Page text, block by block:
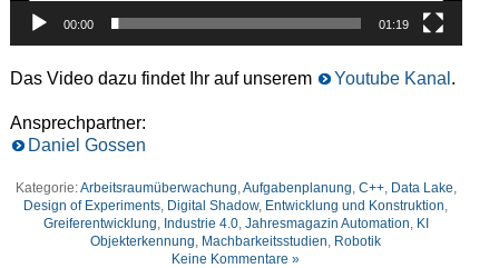
00:00 01:19
Das Video dazu findet Ihr auf unserem Youtube Kanal .
Ansprechpartner:
Daniel Gossen
Kategorie:Arbeitsraumüberwachung,Aufgabenplanung, C++, Data Lake,
Design of Experiments, Digital Shadow, Entwicklung und Konstruktion,
Greiferentwicklung, Industrie 4.0, Jahresmagazin Automation, KI
Objekterkennung, Machbarkeitsstudien, Robotik
Keine Kommentare »